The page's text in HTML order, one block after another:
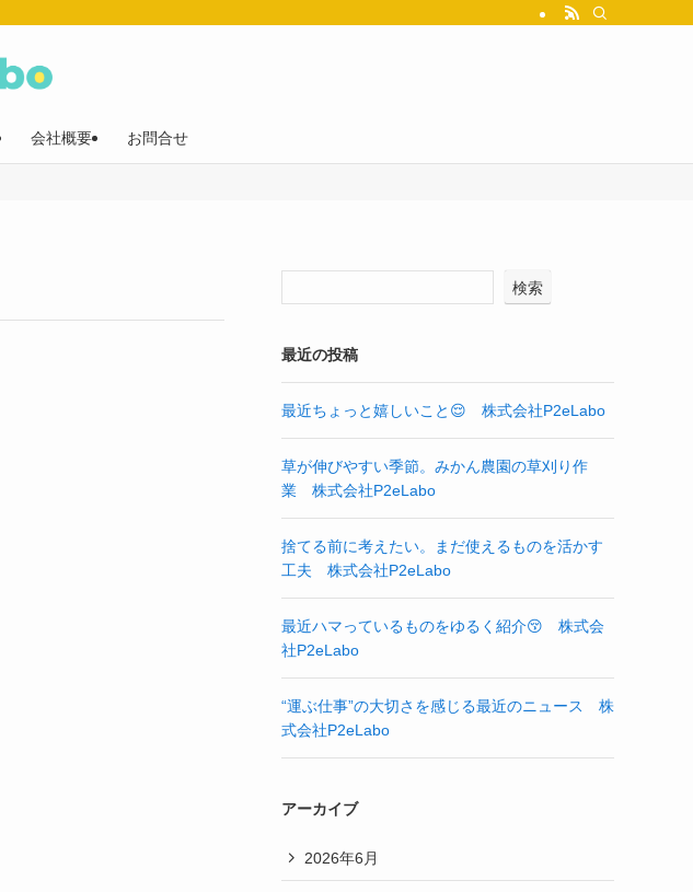
会社概要 お問合せ
検索
最近の投稿
最近ちょっと嬉しいこと😌 株式会社P2eLabo
草が伸びやすい季節。みかん農園の草刈り作
業 株式会社P2eLabo
捨てる前に考えたい。まだ使えるものを活かす
工夫 株式会社P2eLabo
最近ハマっているものをゆるく紹介😚 株式会
社P2eLabo
“運ぶ仕事”の大切さを感じる最近のニュース 株
式会社P2eLabo
アーカイブ
2026年6月